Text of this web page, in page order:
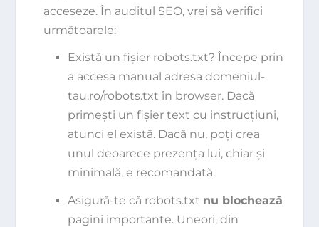
acceseze. În auditul SEO, vrei să verifici
următoarele:
Există un fișier robots.txt? Începe prin
a accesa manual adresadomeniul-
tau.ro/robots.txt în browser. Dacă
primești un fișier text cu instrucțiuni,
atunci el există. Dacă nu, poți crea
unul deoarece prezența lui, chiar și
minimală, e recomandată.
Asigură-te că robots.txt nu blochează
pagini importante. Uneori, din